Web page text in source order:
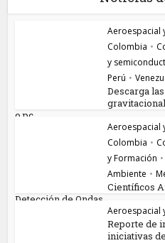
Aeroespacial
Colombia •
y
Perú •
Descarga
o pc...
Aeroespacial
Colombia •
y Formación •
Ambiente •
Científicos
Detección de Ondas...
Aeroespacial
Reporte de
iniciativas